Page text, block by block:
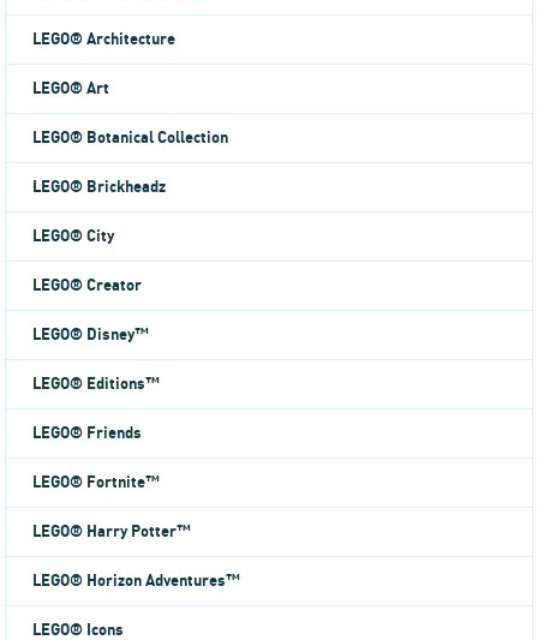
LEGO® Architecture
LEGO® Art
LEGO® Botanical Collection
LEGO® Brickheadz
LEGO® City
LEGO® Creator
LEGO® Disney™
LEGO® Editions™
LEGO® Friends
LEGO® Fortnite™
LEGO® Harry Potter™
LEGO® Horizon Adventures™
LEGO® Icons